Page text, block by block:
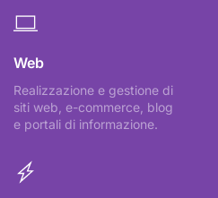
Web
Realizzazione e gestione di
siti web, e-commerce, blog
e portali di informazione.